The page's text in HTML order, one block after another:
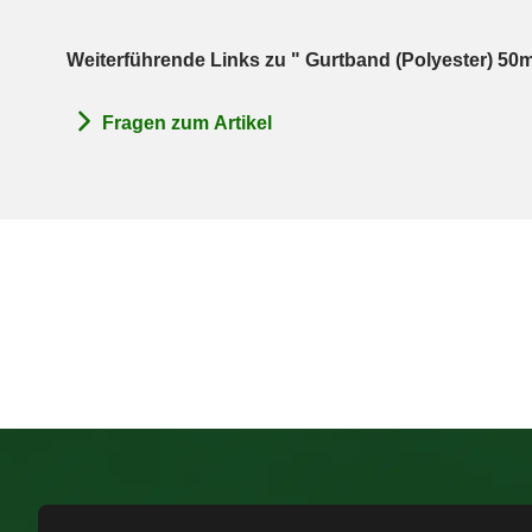
Weiterführende Links zu " Gurtband (Polyester)
Fragen zum Artikel